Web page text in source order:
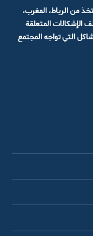
الإشكالات المتعلقة
التي تواجه المجتمع